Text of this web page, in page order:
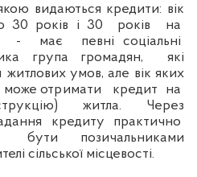
видаються кредити: вік
30 років і 30 років на
- має певні соціальні
група громадян, які
умов, але вік яких
може отримати кредит на
житла. Через
кредиту практично
позичальниками
сільської місцевості.